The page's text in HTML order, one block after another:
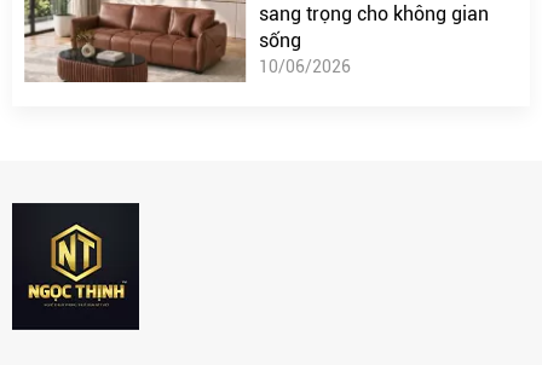
sang trọng cho không gian
sống
10/06/2026